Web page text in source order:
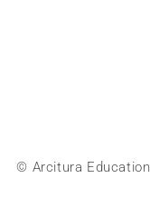
© Arcitura Education